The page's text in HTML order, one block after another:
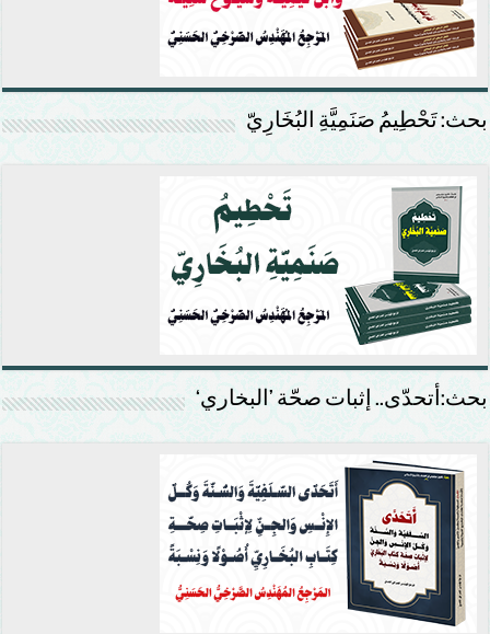
بحث: تَحْطِيمُ صَنَمِيَّةِ البُخَارِيّ
بحث:أتحدّى.. إثبات صحّة ’البخاري‘